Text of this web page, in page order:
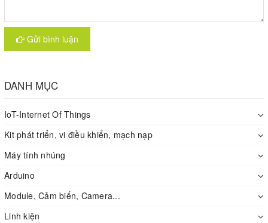
Gửi bình luận
DANH MỤC
IoT-Internet Of Things
Kit phát triển, vi điều khiển, mạch nạp
Máy tính nhúng
Arduino
Module, Cảm biến, Camera...
Linh kiện